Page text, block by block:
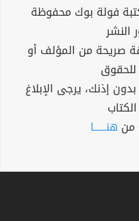
فولة بوك محفوظة
النشر
صريحة من المؤلف أو
للحقوق
إذنك، يرجى الإبلاغ
من هنــــــا